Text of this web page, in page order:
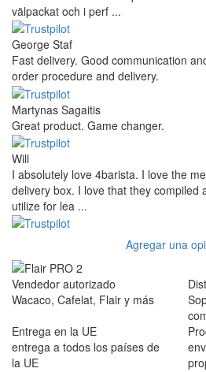
välpackat och i perf ...
George Staf
Fast delivery. Good communication
order procedure and delivery.
Martynas Sagaitis
Great product. Game changer.
Will
I absolutely love 4barista. I love the
delivery box. I love that they compiled
utilize for lea ...
Agregar una
Vendedor autorizado
Wacaco, Cafelat, Flair y más
Entrega en la UE
entrega a todos los países de
la UE